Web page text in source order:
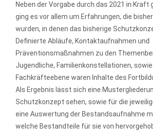
Neben der Vorgabe durch das 2021 in Kraft
ging es vor allem um Erfahrungen, die
wurden, in denen das bisherige
Definierte Abläufe, Kontaktaufnahmen und
Präventionsmaßnahmen zu den
Jugendliche, Familienkonstellationen,
Fachkräfteebene waren Inhalte des
Als Ergebnis lässt sich eine
Schutzkonzept sehen, sowie für die
eine Auswertung der Bestandsaufnahme
welche Bestandteile für sie von